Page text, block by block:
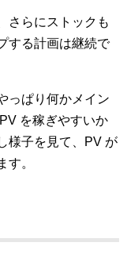
さらにストックも
する計画は継続で
っぱり何かメイン
を稼ぎやすいか
様子を見て、PV が
す。